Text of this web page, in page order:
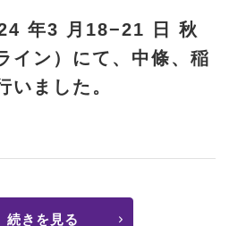
年3 ⽉18−21 ⽇ 秋
イン）にて、中條、稲
いました。
続きを見る